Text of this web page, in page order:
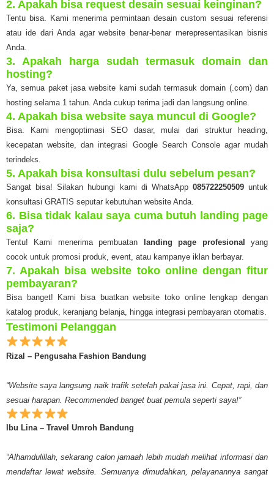
2. Apakah bisa request desain sesuai keinginan?
Tentu bisa. Kami menerima permintaan desain custom sesuai referensi
atau ide dari Anda agar website benar-benar merepresentasikan bisnis
Anda.
3. Apakah harga sudah termasuk domain dan
hosting?
Ya, semua paket jasa website kami sudah termasuk domain (.com) dan
hosting selama 1 tahun. Anda cukup terima jadi dan langsung online.
4. Apakah bisa website saya muncul di Google?
Bisa. Kami mengoptimasi SEO dasar, mulai dari struktur heading,
kecepatan website, dan integrasi Google Search Console agar mudah
terindeks.
5. Apakah bisa konsultasi dulu sebelum pesan?
Sangat bisa! Silakan hubungi kami di WhatsApp 085722250509untuk
konsultasi GRATIS seputar kebutuhan website Anda.
6. Bisa tidak kalau saya cuma butuh landing page
saja?
Tentu! Kami menerima pembuatan landing page profesional
yang
cocok untuk promosi produk, event, atau kampanye iklan berbayar.
7. Apakah bisa website toko online dengan fitur
pembayaran?
Bisa banget! Kami bisa buatkan website toko online lengkap dengan
katalog produk, keranjang belanja, hingga integrasi pembayaran otomatis.
Testimoni Pelanggan
Rizal – Pengusaha Fashion Bandung
“Website saya langsung naik trafik setelah pakai jasa ini. Cepat, rapi, dan
sesuai harapan. Recommended banget buat pemula seperti saya!”
Ibu Lina – Travel Umroh Bandung
“Alhamdulillah, sekarang calon jamaah lebih mudah melihat informasi dan
mendaftar lewat website. Semuanya dimudahkan, pelayanannya sangat